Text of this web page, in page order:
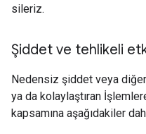
sileriz.
Şiddet ve tehlikeli
Nedensiz şiddet veya
ya da kolaylaştıran
kapsamına aşağıdakiler